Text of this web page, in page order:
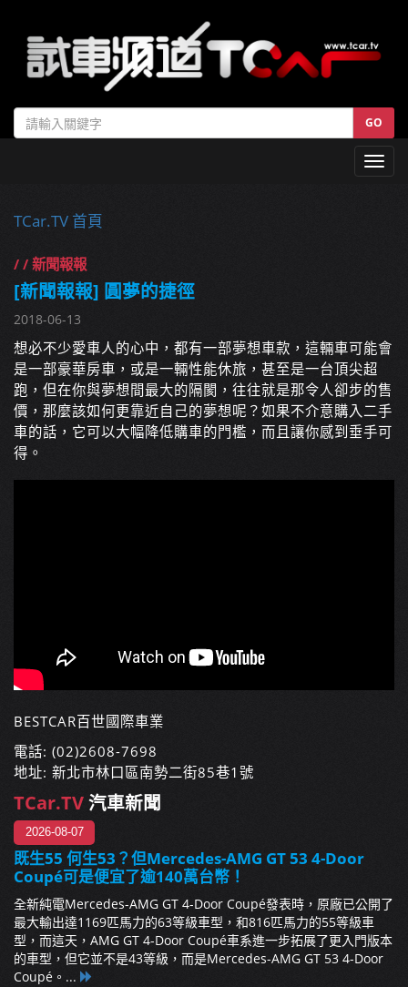
GO
TCar.TV 首頁
/ / 新聞報報
[新聞報報] 圓夢的捷徑
2018-06-13
想必不少愛車人的心中，都有一部夢想車款，這輛車可能會
是一部豪華房車，或是一輛性能休旅，甚至是一台頂尖超
跑，但在你與夢想間最大的隔閡，往往就是那令人卻步的售
價，那麼該如何更靠近自己的夢想呢？如果不介意購入二手
車的話，它可以大幅降低購車的門檻，而且讓你感到垂手可
得。
BESTCAR百世國際車業
電話: (02)2608-7698
地址: 新北市林口區南勢二街85巷1號
TCar.TV汽車新聞
2026-08-07
既生55 何生53？但Mercedes-AMG GT 53 4-Door
Coupé可是便宜了逾140萬台幣！
全新純電Mercedes-AMG GT 4-Door Coupé發表時，原廠已公開了
最大輸出達1169匹馬力的63等級車型，和816匹馬力的55等級車
型，而這天，AMG GT 4-Door Coupé車系進一步拓展了更入門版本
的車型，但它並不是43等級，而是Mercedes-AMG GT 53 4-Door
Coupé。...